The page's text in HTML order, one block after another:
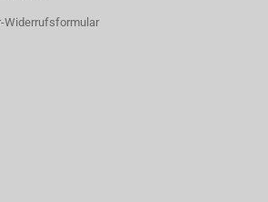
Widerrufsformular